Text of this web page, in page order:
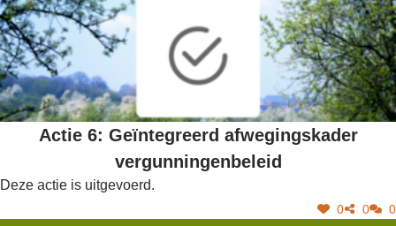
Actie 6: Geïntegreerd afwegingskader
vergunningenbeleid
Deze actie is uitgevoerd.
0 0 0